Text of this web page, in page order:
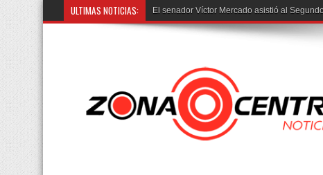
ULTIMAS NOTICIAS: El senador Víctor Mercado asistió al